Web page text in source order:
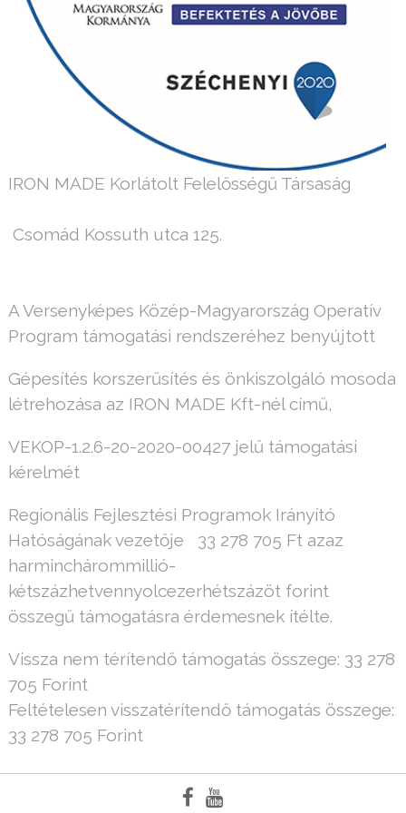
IRON MADE Korlátolt Felelősségű Társaság
Csomád Kossuth utca 125.
A Versenyképes Közép-Magyarország Operatív
Program támogatási rendszeréhez benyújtott
Gépesítés korszerűsítés és önkiszolgáló mosoda
létrehozása az IRON MADE Kft-nél című,
VEKOP-1.2.6-20-2020-00427 jelű támogatási
kérelmét
Regionális Fejlesztési Programok Irányító
Hatóságának vezetője 33 278 705 Ft azaz
harminchárommillió-
kétszázhetvennyolcezerhétszázöt forint
összegű támogatásra érdemesnek ítélte.
Vissza nem térítendő támogatás összege: 33 278
705 Forint
Feltételesen visszatérítendő támogatás összege:
33 278 705 Forint